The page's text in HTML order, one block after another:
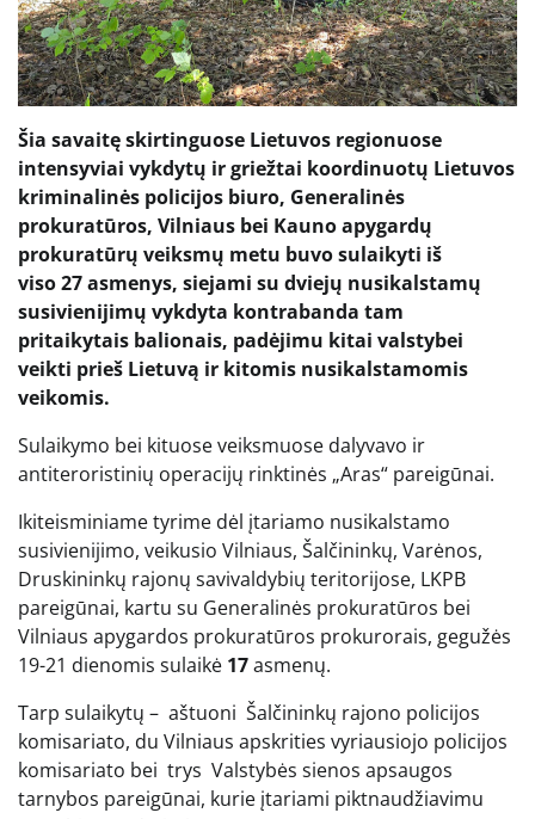
Šia savaitę skirtinguose Lietuvos regionuose
intensyviai vykdytų ir griežtai koordinuotų Lietuvos
kriminalinės policijos biuro, Generalinės
prokuratūros, Vilniaus bei Kauno apygardų
prokuratūrų veiksmų metu buvo sulaikyti iš
viso 27 asmenys, siejami su dviejų nusikalstamų
susivienijimų vykdyta kontrabanda tam
pritaikytais balionais, padėjimu kitai valstybei
veikti prieš Lietuvą ir kitomis nusikalstamomis
veikomis.
Sulaikymo bei kituose veiksmuose dalyvavo ir
antiteroristinių operacijų rinktinės „Aras“ pareigūnai.
Ikiteisminiame tyrime dėl įtariamo nusikalstamo
susivienijimo, veikusio Vilniaus, Šalčininkų, Varėnos,
Druskininkų rajonų savivaldybių teritorijose, LKPB
pareigūnai, kartu su Generalinės prokuratūros bei
Vilniaus apygardos prokuratūros prokurorais, gegužės
19-21 dienomis sulaikė 17asmenų.
Tarp sulaikytų – aštuoni Šalčininkų rajono policijos
komisariato, du Vilniaus apskrities vyriausiojo policijos
komisariato bei trys Valstybės sienos apsaugos
tarnybos pareigūnai, kurie įtariami piktnaudžiavimu